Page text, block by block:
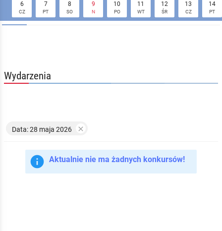
6
CZ
7
PT
8
SO
9
N
10
PO
11
WT
12
ŚR
13
CZ
14
PT
Wydarzenia
Data: 28 maja 2026 
 Aktualnie nie ma żadnych konkursów!